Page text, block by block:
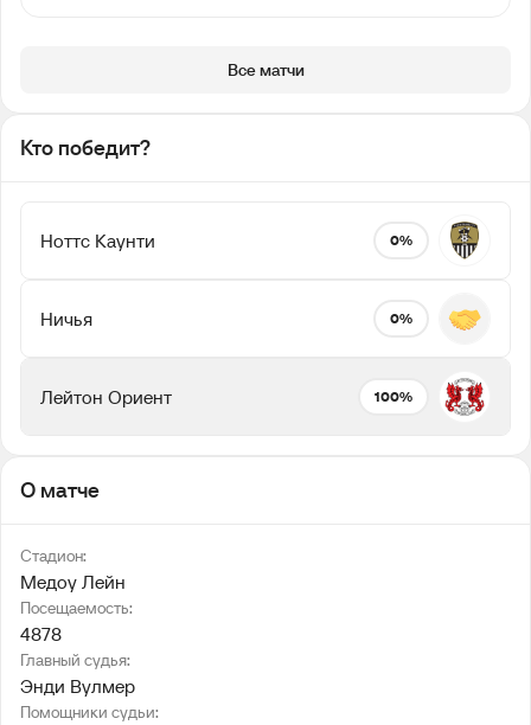
Все матчи
Кто победит?
Ноттс Каунти 0%
Ничья 0%
Лейтон Ориент 100%
О матче
Стадион:
Медоу Лейн
Посещаемость:
4878
Главный судья:
Энди Вулмер
Помощники судьи: